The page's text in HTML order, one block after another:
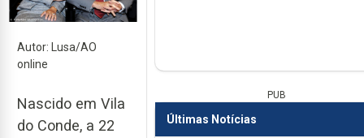
Autor: Lusa/AO
online
Nascido em Vila
do Conde, a 22
PUB
Últimas Notícias